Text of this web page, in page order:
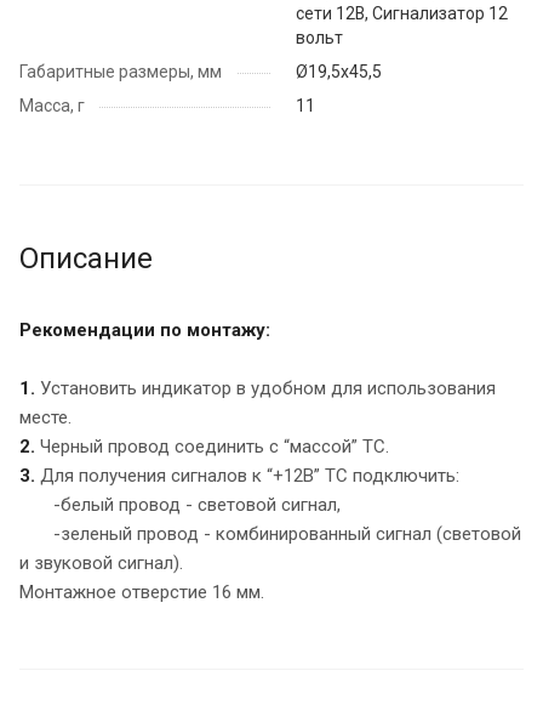
сети 12В, Сигнализатор 12
вольт
Габаритные размеры, мм
Ø19,5х45,5
Масса, г
11
Описание
Рекомендации по монтажу:
1. Установить индикатор в удобном для использования
месте.
2. Черный провод соединить с “массой” ТС.
3. Для получения сигналов к “+12В” ТС подключить:
-белый провод - световой сигнал,
-зеленый провод - комбинированный сигнал (световой
и звуковой сигнал).
Монтажное отверстие 16 мм.